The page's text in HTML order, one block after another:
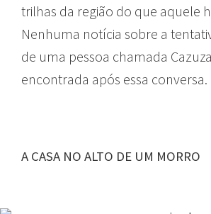
trilhas da região do que aquele
Nenhuma notícia sobre a
de uma pessoa chamada
encontrada após essa conversa.
A CASA NO ALTO DE UM MORRO